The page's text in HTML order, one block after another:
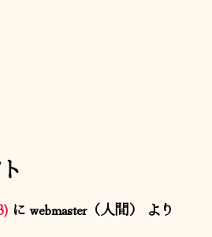
にwebmaster（人間）
より